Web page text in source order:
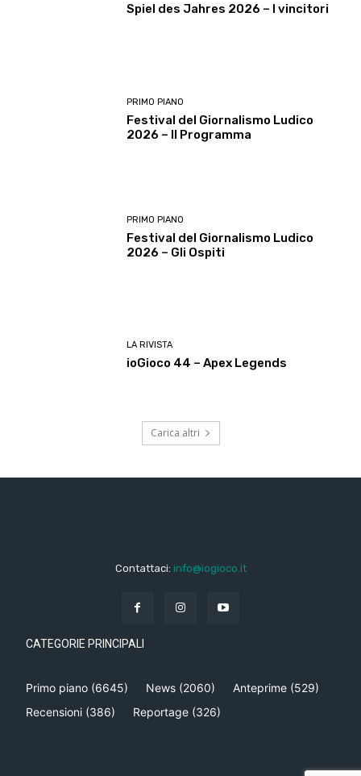
Spiel des Jahres 2026 – I vincitori
PRIMO PIANO
Festival del Giornalismo Ludico
2026 – Il Programma
PRIMO PIANO
Festival del Giornalismo Ludico
2026 – Gli Ospiti
LA RIVISTA
ioGioco 44 – Apex Legends
Carica altri
Contattaci: info@iogioco.it
CATEGORIE PRINCIPALI
Primo piano (6645) News (2060) Anteprime (529)
Recensioni (386) Reportage (326)